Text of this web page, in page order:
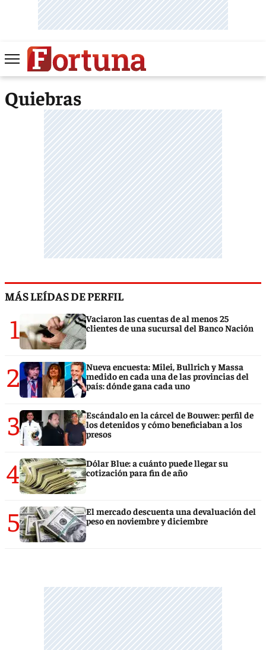
Quiebras
MÁS LEÍDAS DE PERFIL
1
Vaciaron las cuentas de al menos 25
clientes de una sucursal del Banco Nación
2
Nueva encuesta: Milei, Bullrich y Massa
medido en cada una de las provincias del
país: dónde gana cada uno
3
Escándalo en la cárcel de Bouwer: perfil de
los detenidos y cómo beneficiaban a los
presos
4
Dólar Blue: a cuánto puede llegar su
cotización para fin de año
5
El mercado descuenta una devaluación del
peso en noviembre y diciembre